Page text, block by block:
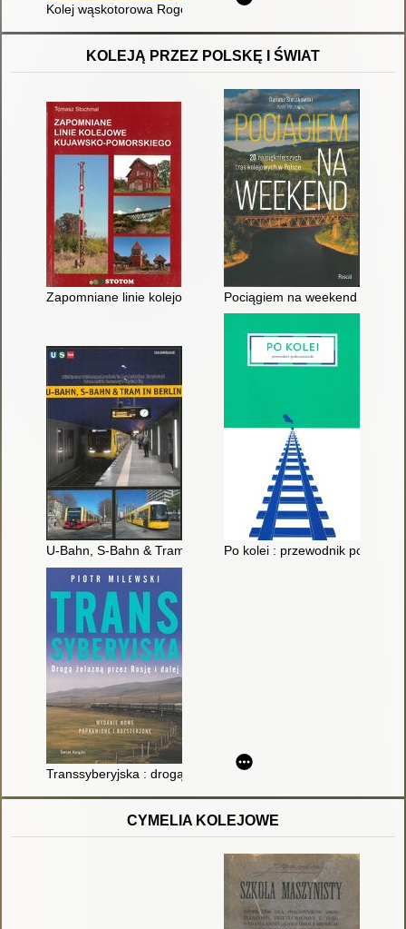
Kolej wąskotorowa Rogów - Rawa - Biała
KOLEJĄ PRZEZ POLSKĘ I ŚWIAT
Zapomniane linie kolejowe kujawsko-pomorskiego
Pociągiem na weekend : 20
U-Bahn, S-Bahn & Tram Berlin Po kolei : przewodnik
Transsyberyjska : drogą żelazną przez Rosję i dalej
CYMELIA KOLEJOWE